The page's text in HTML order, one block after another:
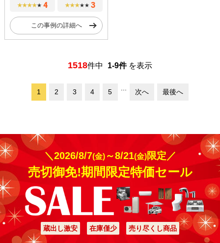
★★★★★ 4 ★★★★★ 3
この事例の詳細へ
1518件中 1-9件 を表示
1 2 3 4 5 次へ 最後へ
＼2026/8/7(金)～8/21(金)限定／
売切御免!期間限定特価セール
蔵出し激安 在庫僅少 売り尽くし商品